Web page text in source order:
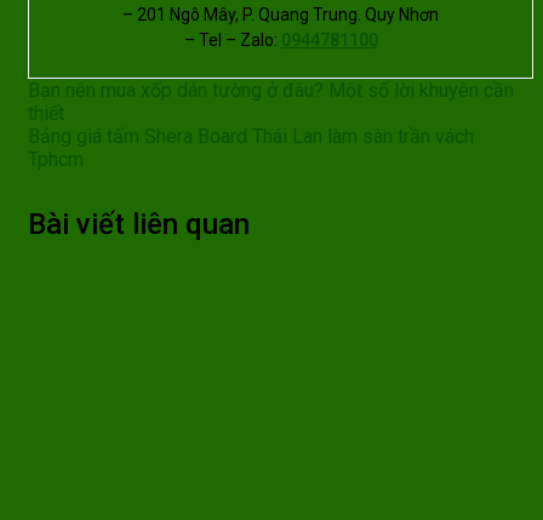
– 201 Ngô Mây, P. Quang Trung. Quy Nhơn
– Tel – Zalo: 0944781100
Bạn nên mua xốp dán tường ở đâu? Một số lời khuyên cần
thiết
Bảng giá tấm Shera Board Thái Lan làm sàn trần vách
Tphcm
Bài viết liên quan